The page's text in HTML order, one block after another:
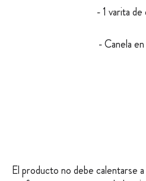
- 1 varita de
- Canela
El producto no debe calentarse